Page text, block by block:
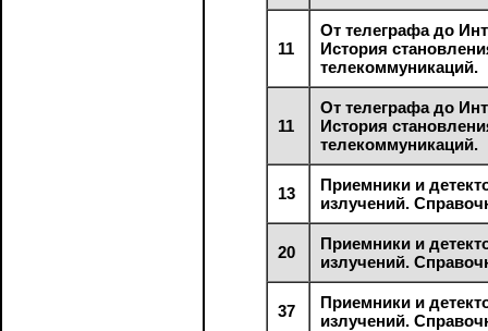
11
От телеграфа до
История
телекоммуникаций.
11
От телеграфа до
История
телекоммуникаций.
13
Приемники и
излучений.
20
Приемники и
излучений.
37
Приемники и
излучений.